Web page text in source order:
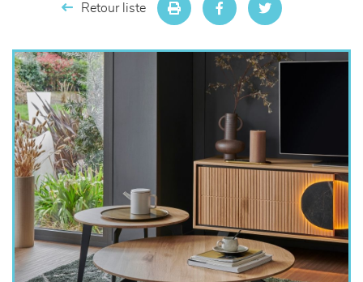
décoration
Retour liste